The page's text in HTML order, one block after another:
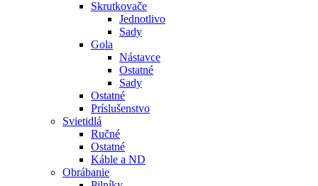
Skrutkovače
Jednotlivo
Sady
Gola
Nástavce
Ostatné
Sady
Ostatné
Príslušenstvo
Svietidlá
Ručné
Ostatné
Káble a ND
Obrábanie